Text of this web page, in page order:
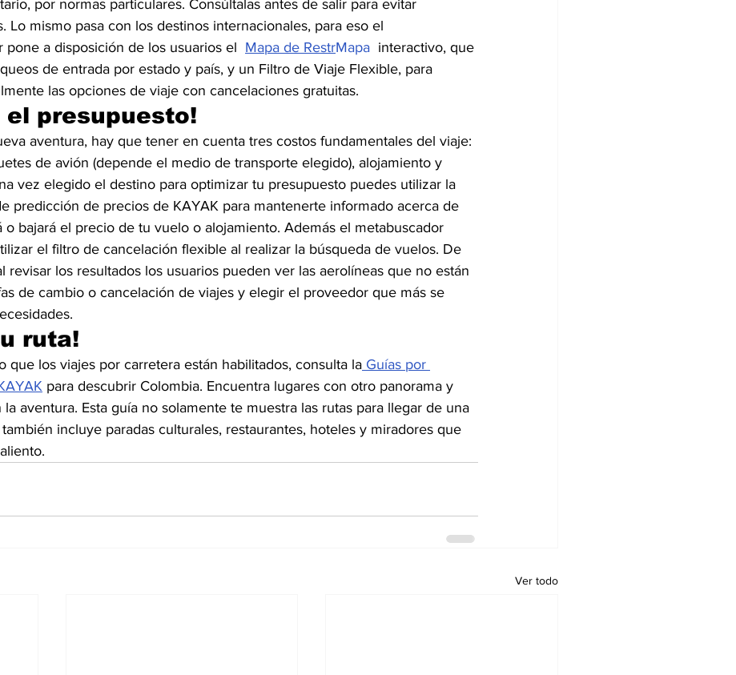
por normas particulares. Consúltalas antes de salir para evitar
Lo mismo pasa con los destinos internacionales, para eso el
pone a disposición de los usuarios el Mapa de RestrMapa interactivo, que
de entrada por estado y país, y un Filtro de Viaje Flexible, para
las opciones de viaje con cancelaciones gratuitas.
el presupuesto!
aventura, hay que tener en cuenta tres costos fundamentales del viaje:
de avión (depende el medio de transporte elegido), alojamiento y
vez elegido el destino para optimizar tu presupuesto puedes utilizar la
predicción de precios de KAYAK para mantenerte informado acerca de
o bajará el precio de tu vuelo o alojamiento. Además el metabuscador
el filtro de cancelación flexible al realizar la búsqueda de vuelos. De
revisar los resultados los usuarios pueden ver las aerolíneas que no están
de cambio o cancelación de viajes y elegir el proveedor que más se
ruta!
que los viajes por carretera están habilitados, consulta la Guías por
para descubrir Colombia. Encuentra lugares con otro panorama y
aventura. Esta guía no solamente te muestra las rutas para llegar de una
incluye paradas culturales, restaurantes, hoteles y miradores que
Ver todo